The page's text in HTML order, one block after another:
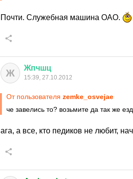
Почти. Служебная машина ОАО.
Ж Жпчшц
15:39, 27.10.2012
От пользователя zemke_osvejae
че завелись то? возьмите да так же
ага, а все, кто педиков не любит,